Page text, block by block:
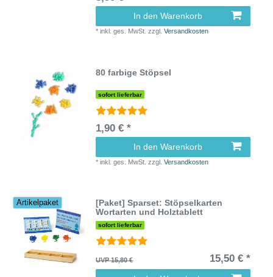
In den Warenkorb
*inkl. ges. MwSt. zzgl.Versandkosten
80 farbige Stöpsel
sofort lieferbar
1,90 € *
In den Warenkorb
*inkl. ges. MwSt. zzgl.Versandkosten
Artikelpaket
[Paket] Sparset: Stöpselkarten
Wortarten und Holztablett
sofort lieferbar
UVP 15,80 € 15,50 € *